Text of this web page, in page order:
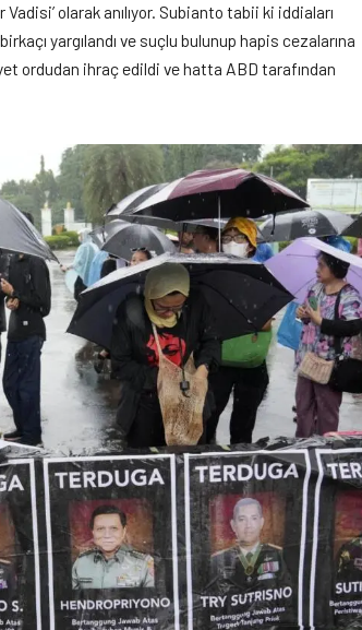
olarak anılıyor. Subianto tabii ki iddiaları
yargılandı ve suçlu bulunup hapis cezalarına
ordudan ihraç edildi ve hatta ABD tarafından